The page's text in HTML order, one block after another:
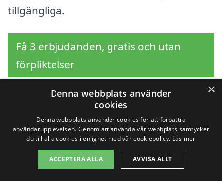
tillgängliga.
Få 3 erbjudanden, gratis och utan
förpliktelser
Sök efter en
professionell för byta
fönster i andra städer
×
Denna webbplats använder
cookies
Denna webbplats använder cookies för att förbättra
användarupplevelsen. Genom att använda vår webbplats samtycker
du till alla cookies i enlighet med vår cookiepolicy. Läs mer
ACCEPTERA ALLA AVVISA ALLT